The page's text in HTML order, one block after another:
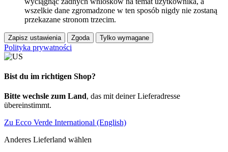
wszelkie dane zgromadzone w ten sposób nigdy nie zostaną
przekazane stronom trzecim.
Zapisz ustawienia Zgoda Tylko wymagane
Polityka prywatności
Bist du im richtigen Shop?
Bitte wechsle zum Land, das mit deiner Lieferadresse
übereinstimmt.
Zu Ecco Verde International (English)
Anderes Lieferland wählen